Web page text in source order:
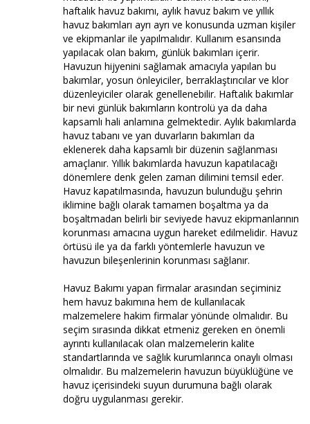
haftalık havuz bakımı, aylık havuz bakım ve yıllık
havuz bakımları ayrı ayrı ve konusunda uzman kişiler
ve ekipmanlar ile yapılmalıdır. Kullanım esansında
yapılacak olan bakım, günlük bakımları içerir.
Havuzun hijyenini sağlamak amacıyla yapılan bu
bakımlar, yosun önleyiciler, berraklaştırıcılar ve klor
düzenleyiciler olarak genellenebilir. Haftalık bakımlar
bir nevi günlük bakımların kontrolü ya da daha
kapsamlı hali anlamına gelmektedir. Aylık bakımlarda
havuz tabanı ve yan duvarların bakımları da
eklenerek daha kapsamlı bir düzenin sağlanması
amaçlanır. Yıllık bakımlarda havuzun kapatılacağı
dönemlere denk gelen zaman dilimini temsil eder.
Havuz kapatılmasında, havuzun bulunduğu şehrin
iklimine bağlı olarak tamamen boşaltma ya da
boşaltmadan belirli bir seviyede havuz ekipmanlarının
korunması amacına uygun hareket edilmelidir. Havuz
örtüsü ile ya da farklı yöntemlerle havuzun ve
havuzun bileşenlerinin korunması sağlanır.
Havuz Bakımı yapan firmalar arasından seçiminiz
hem havuz bakımına hem de kullanılacak
malzemelere hakim firmalar yönünde olmalıdır. Bu
seçim sırasında dikkat etmeniz gereken en önemli
ayrıntı kullanılacak olan malzemelerin kalite
standartlarında ve sağlık kurumlarınca onaylı olması
olmalıdır. Bu malzemelerin havuzun büyüklüğüne ve
havuz içerisindeki suyun durumuna bağlı olarak
doğru uygulanması gerekir.